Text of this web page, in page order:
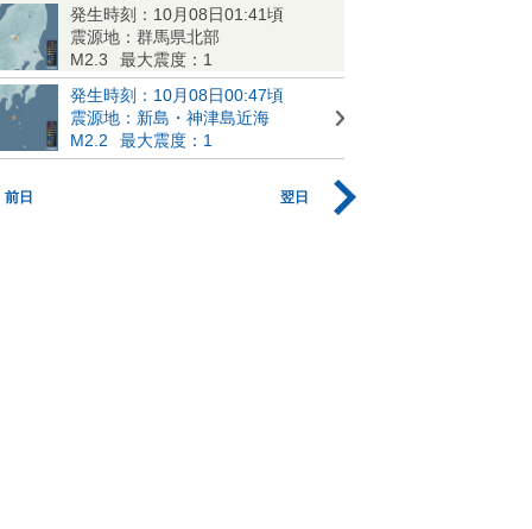
発生時刻：10月08日01:41頃
震源地：群馬県北部
M2.3
最大震度：1
発生時刻：10月08日00:47頃
震源地：新島・神津島近海
M2.2
最大震度：1
前日 翌日